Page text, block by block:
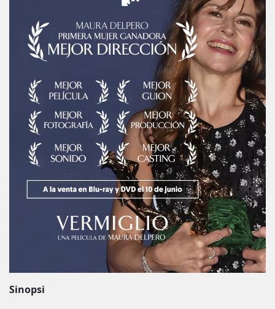
Sinopsi